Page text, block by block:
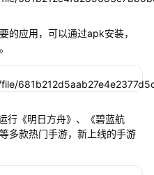
的应用，可以通过apk安装，
行《明日方舟》、《碧蓝航
多款热门手游，新上线的手游